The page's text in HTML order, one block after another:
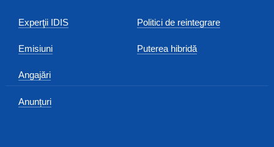
Experţii IDIS
Emisiuni
Angajări
Anunțuri
Politici de reintegrare
Puterea hibridă